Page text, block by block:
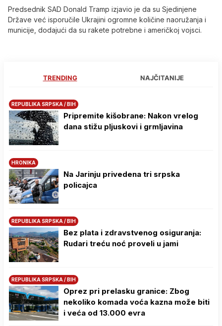
Predsednik SAD Donald Tramp izjavio je da su Sjedinjene
Države već isporučile Ukrajini ogromne količine naoružanja i
municije, dodajući da su rakete potrebne i američkoj vojsci.
TRENDING NAJČITANIJE
REPUBLIKA SRPSKA / BIH
Pripremite kišobrane: Nakon vrelog
dana stižu pljuskovi i grmljavina
HRONIKA
Na Јarinju privedena tri srpska
policajca
REPUBLIKA SRPSKA / BIH
Bez plata i zdravstvenog osiguranja:
Rudari treću noć proveli u jami
REPUBLIKA SRPSKA / BIH
Oprez pri prelasku granice: Zbog
nekoliko komada voća kazna može biti
i veća od 13.000 evra